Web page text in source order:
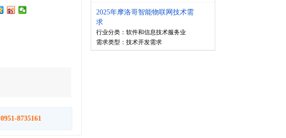
0951-8735161
2025年摩洛哥智能物联网技术需
求
行业分类：软件和信息技术服务业
需求类型： 技术开发需求